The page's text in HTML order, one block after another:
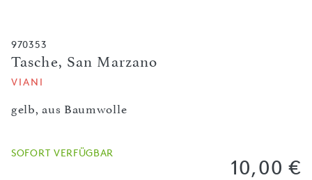
970353
Tasche, San Marzano
gelb, aus Baumwolle
VIANI
SOFORT VERFÜGBAR
10,00 €